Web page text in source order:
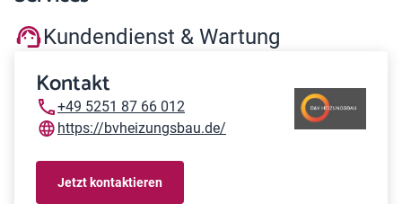
Kundendienst & Wartung
Kontakt
+49 5251 87 66 012
https://bvheizungsbau.de/
Jetzt kontaktieren